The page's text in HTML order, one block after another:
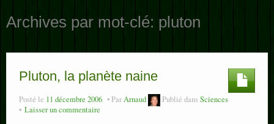
Infos
Contact
Archives par mot-clé: pluton
Pluton, la planète naine
Posté le 11 décembre 2006 ParArnaud Publié dansSciences
Laisser un commentaire